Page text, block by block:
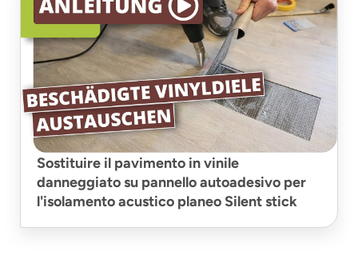
Sostituire il pavimento in vinile
danneggiato su pannello autoadesivo per
l'isolamento acustico planeo Silent stick